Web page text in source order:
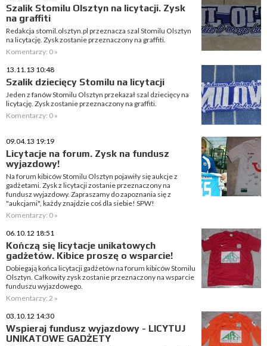
Szalik Stomilu Olsztyn na licytacji. Zysk
na graffiti
Redakcja stomil.olsztyn.pl przeznacza szal Stomilu Olsztyn
na licytację. Zysk zostanie przeznaczony na graffiti.
Komentarzy: 0 »
13.11.13 10:48
Szalik dziecięcy Stomilu na licytacji
Jeden z fanów Stomilu Olsztyn przekazał szal dziecięcy na
licytację. Zysk zostanie przeznaczony na graffiti.
Komentarzy: 0 »
09.04.13 19:19
Licytacje na forum. Zysk na fundusz
wyjazdowy!
Na forum kibiców Stomilu Olsztyn pojawiły się aukcje z
gadżetami. Zysk z licytacji zostanie przeznaczony na
fundusz wyjazdowy. Zapraszamy do zapoznania się z
"aukcjami", każdy znajdzie coś dla siebie! SPW!
Komentarzy: 0 »
06.10.12 18:51
Kończą się licytacje unikatowych
gadżetów. Kibice proszę o wsparcie!
Dobiegają końca licytacji gadżetów na forum kibiców Stomilu
Olsztyn. Całkowity zysk zostanie przeznaczony na wsparcie
funduszu wyjazdowego.
Komentarzy: 2 »
03.10.12 14:30
Wspieraj fundusz wyjazdowy - LICYTUJ
UNIKATOWE GADŻETY